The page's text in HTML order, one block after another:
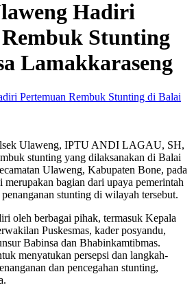
Hadiri
Stunting
Lamakkaraseng
Ulaweng, IPTU ANDI LAGAU, SH,
stunting yang dilaksanakan di Balai
Ulaweng, Kabupaten Bone, pada
bagian dari upaya pemerintah
stunting di wilayah tersebut.
oleh berbagai pihak, termasuk Kepala
Puskesmas, kader posyandu,
Babinsa dan Bhabinkamtibmas.
menyatukan persepsi dan langkah-
dan pencegahan stunting,